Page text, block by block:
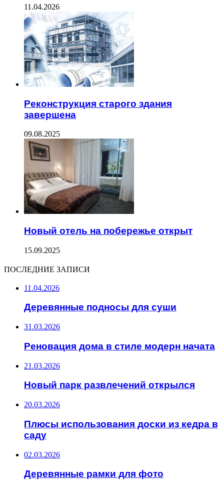
11.04.2026
Реконструкция старого здания
завершена
09.08.2025
Новый отель на побережье открыт
15.09.2025
ПОСЛЕДНИЕ ЗАПИСИ
11.04.2026
Деревянные подносы для суши
31.03.2026
Реновация дома в стиле модерн начата
21.03.2026
Новый парк развлечений открылся
20.03.2026
Плюсы использования доски из кедра в
саду
02.03.2026
Деревянные рамки для фото